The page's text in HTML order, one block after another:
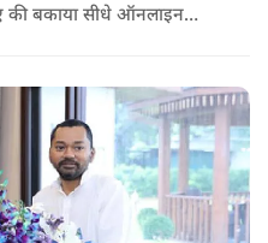
की बकाया सीधे ऑनलाइन